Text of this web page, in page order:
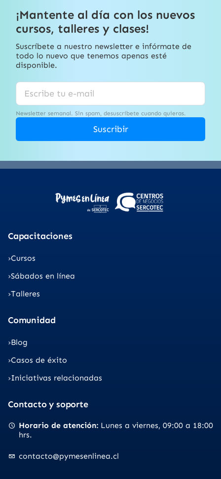
¡Mantente al día con los nuevos
cursos, talleres y clases!
Suscríbete a nuestro newsletter e infórmate de
todo lo nuevo que tenemos apenas esté
disponible.
Newsletter semanal. Sin spam, desuscríbete cuando quieras.
Suscribir
Capacitaciones
Cursos
Sábados en línea
Talleres
Comunidad
Blog
Casos de éxito
Iniciativas relacionadas
Contacto y soporte
Horario de atención Lunes a viernes 09:00 a 18:00
hrs.
contacto@pymesenlinea.cl